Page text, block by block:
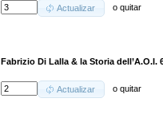
Actualizar oquitar
Fabrizio Di Lalla & la Storia dell’A.O.I.
Actualizar oquitar